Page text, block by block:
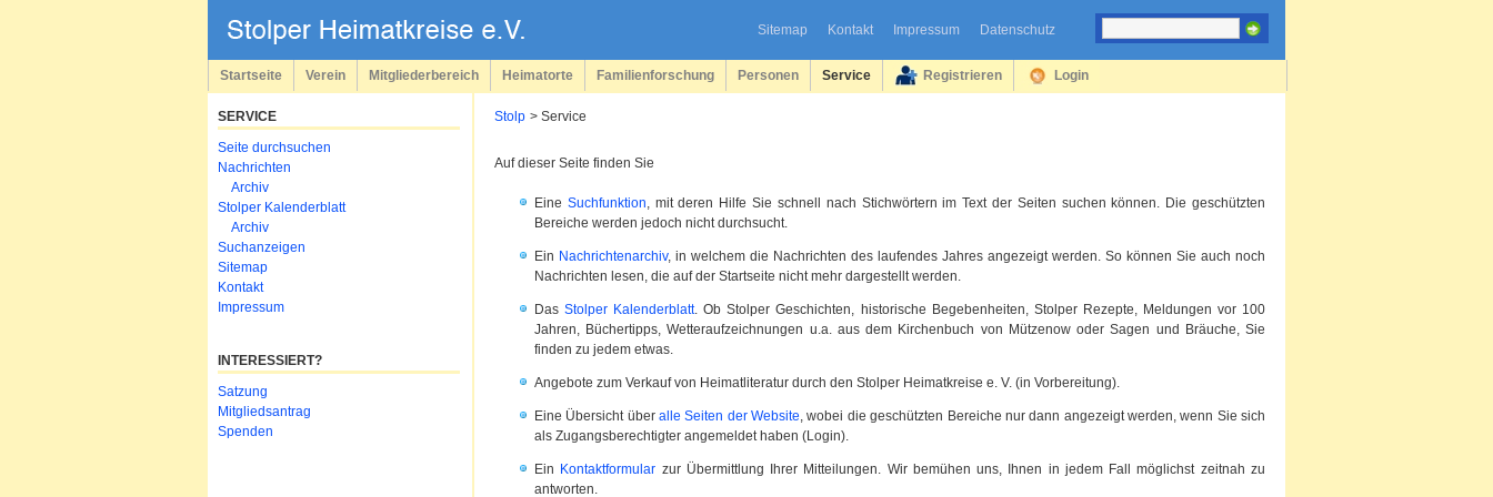
Sitemap Kontakt Impressum Datenschutz
überspringen
Startseite Verein Mitgliederbereich Heimatorte Familienforschung Personen Service Registrieren Login
Stolp Service
Auf dieser Seite finden Sie
Eine Suchfunktion, mit deren Hilfe Sie schnell nach Stichwörtern im Text der Seiten suchen können. Die geschützten
Bereiche werden jedoch nicht durchsucht.
Ein Nachrichtenarchiv, in welchem die Nachrichten des laufendes Jahres angezeigt werden. So können Sie auch noch
Nachrichten lesen, die auf der Startseite nicht mehr dargestellt werden.
DasStolper Kalenderblatt. Ob Stolper Geschichten, historische Begebenheiten, Stolper Rezepte, Meldungen vor 100
Jahren, Büchertipps, Wetteraufzeichnungen u.a. aus dem Kirchenbuch von Mützenow oder Sagen und Bräuche, Sie
finden zu jedem etwas.
Angebote zum Verkauf von Heimatliteratur durch den Stolper Heimatkreise e. V. (in Vorbereitung).
Eine Übersicht überalle Seiten der Website, wobei die geschützten Bereiche nur dann angezeigt werden, wenn Sie sich
als Zugangsberechtigter angemeldet haben (Login).
Ein Kontaktformular zur Übermittlung Ihrer Mitteilungen. Wir bemühen uns, Ihnen in jedem Fall möglichst zeitnah zu
antworten.
SERVICE
Navigation
überspringen
Seite durchsuchen
Nachrichten
Archiv
Stolper Kalenderblatt
Archiv
Suchanzeigen
Sitemap
Kontakt
Impressum
INTERESSIERT?
Navigation
überspringen
Satzung
Mitgliedsantrag
Spenden